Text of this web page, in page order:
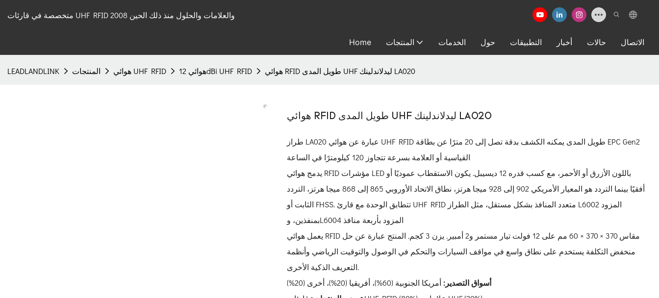
متخصصة في قارئات UHF RFID والعلامات والحلول منذ ذلك الحين 2008
Home المنتجات الخدمات حول التطبيقات أخبار حالات الاتصال
LEADLANDLINK المنتجات هوائي UHF RFID هوائي 12dBi UHF RFID هوائي RFID طويل المدى UHF ليدلاندلينك LA020
هوائي RFID طويل المدى UHF ليدلاندلينك LA020
طراز LA020 عبارة عن هوائي UHF RFID طويل المدى يمكنه الكشف بدقة تصل إلى 20 مترًا عن بطاقة EPC Gen2
يدمج هوائي RFID مؤشرات LED باللون الأزرق أو الأحمر، مع كسب قدره 12 ديسيبل. يكون الاستقطاب عموديًا أو
أفقيًا بينما التردد هو المعيار الأمريكي 902 إلى 928 ميجا هرتز، نطاق الاتحاد الأوروبي 865 إلى 868 ميجا هرتز، التردد
الثابت أو FHSS. تتطابق الوحدة مع قارئ UHF RFID متعدد المنافذ بشكل مستقل، مثل الطراز L6002 المزود
يعمل هوائي RFID مقاس 370 × 370 × 60 مم على 12 فولت تيار مستمر و2 أمبير. يزن 3 كجم. المنتج عبارة عن حل
منخفض التكلفة يستخدم على نطاق واسع في مواقف السيارات والتحكم في الوصول والتوقيت الرياضي وأنظمة
التعريف الذكية الأخرى.
أسواق التصدير: أمريكا الجنوبية (60%)، أفريقيا (20%)، أخرى (20%)